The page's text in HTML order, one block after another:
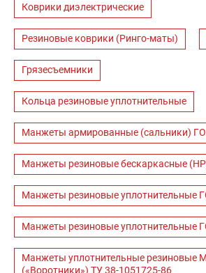
Коврики диэлектрические
Резиновые коврики (Ринго-маты)
Грязесъемники
Кольца резиновые уплотнительные
Манжеты армированные (сальники)
Манжеты резиновые бескаркасные
Манжеты резиновые уплотнительные
Манжеты резиновые уплотнительные
Манжеты уплотнительные резиновые
(«Воротники») ТУ 38-1051725-86